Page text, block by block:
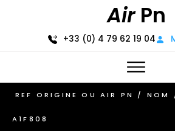
AirPn
+33 (0) 4 79 62 19 04
A1F808